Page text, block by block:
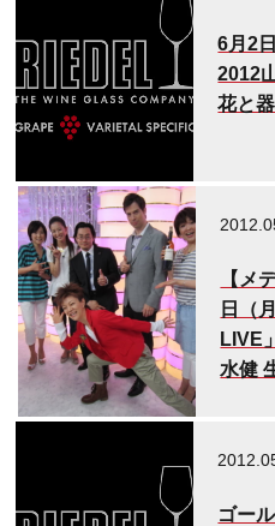
6月2
2012
花と
【メ
日（
LIVE
水健
ゴー